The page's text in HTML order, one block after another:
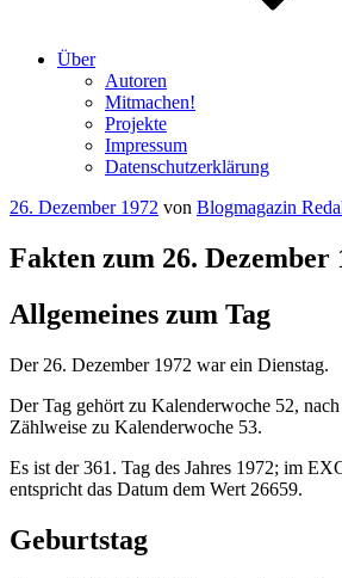
Über
Autoren
Mitmachen!
Projekte
Impressum
Datenschutzerklärung
Veröffentlicht
26. Dezember 1972 von Blogmagazin
Fakten zum 26. Dezember
Allgemeines zum Tag
Der 26. Dezember 1972 war ein Dienstag.
Der Tag gehört zu Kalenderwoche 52,
Zählweise zu Kalenderwoche 53.
Es ist der 361. Tag des Jahres 1972; im
entspricht das Datum dem Wert 26659.
Geburtstag